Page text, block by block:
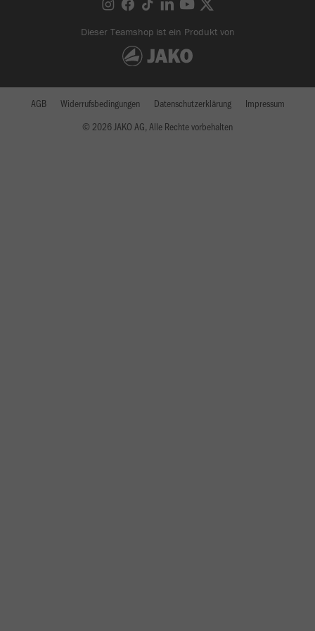
Dieser Teamshop ist ein Produkt von
© 2026 JAKO AG, Alle Rechte vorbehalten
AGB Widerrufsbedingungen Datenschutzerklärung Impressum